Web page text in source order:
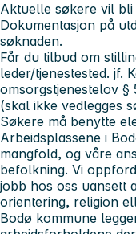
Aktuelle søkere vil
Dokumentasjon på
søknaden.
Får du tilbud om
leder/tjenestested. jf.
omsorgstjenestelov
(skal ikke vedlegges
Søkere må benytte
Arbeidsplassene i
mangfold, og våre
befolkning. Vi
jobb hos oss uansett
orientering, religion
Bodø kommune